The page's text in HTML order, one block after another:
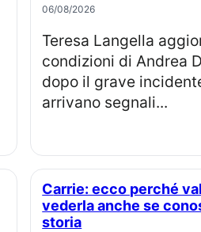
06/08/2026
Teresa Langella aggiorna sulle
condizioni di Andrea
dopo il grave
arrivano segnali...
Carrie: ecco perché vale la pena
vederla anche se
storia